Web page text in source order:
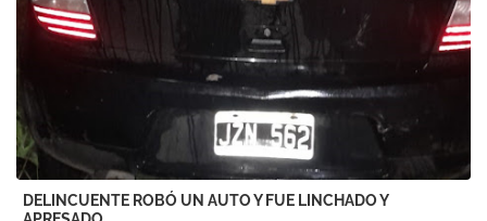
DELINCUENTE ROBÓ UN AUTO Y FUE LINCHADO Y